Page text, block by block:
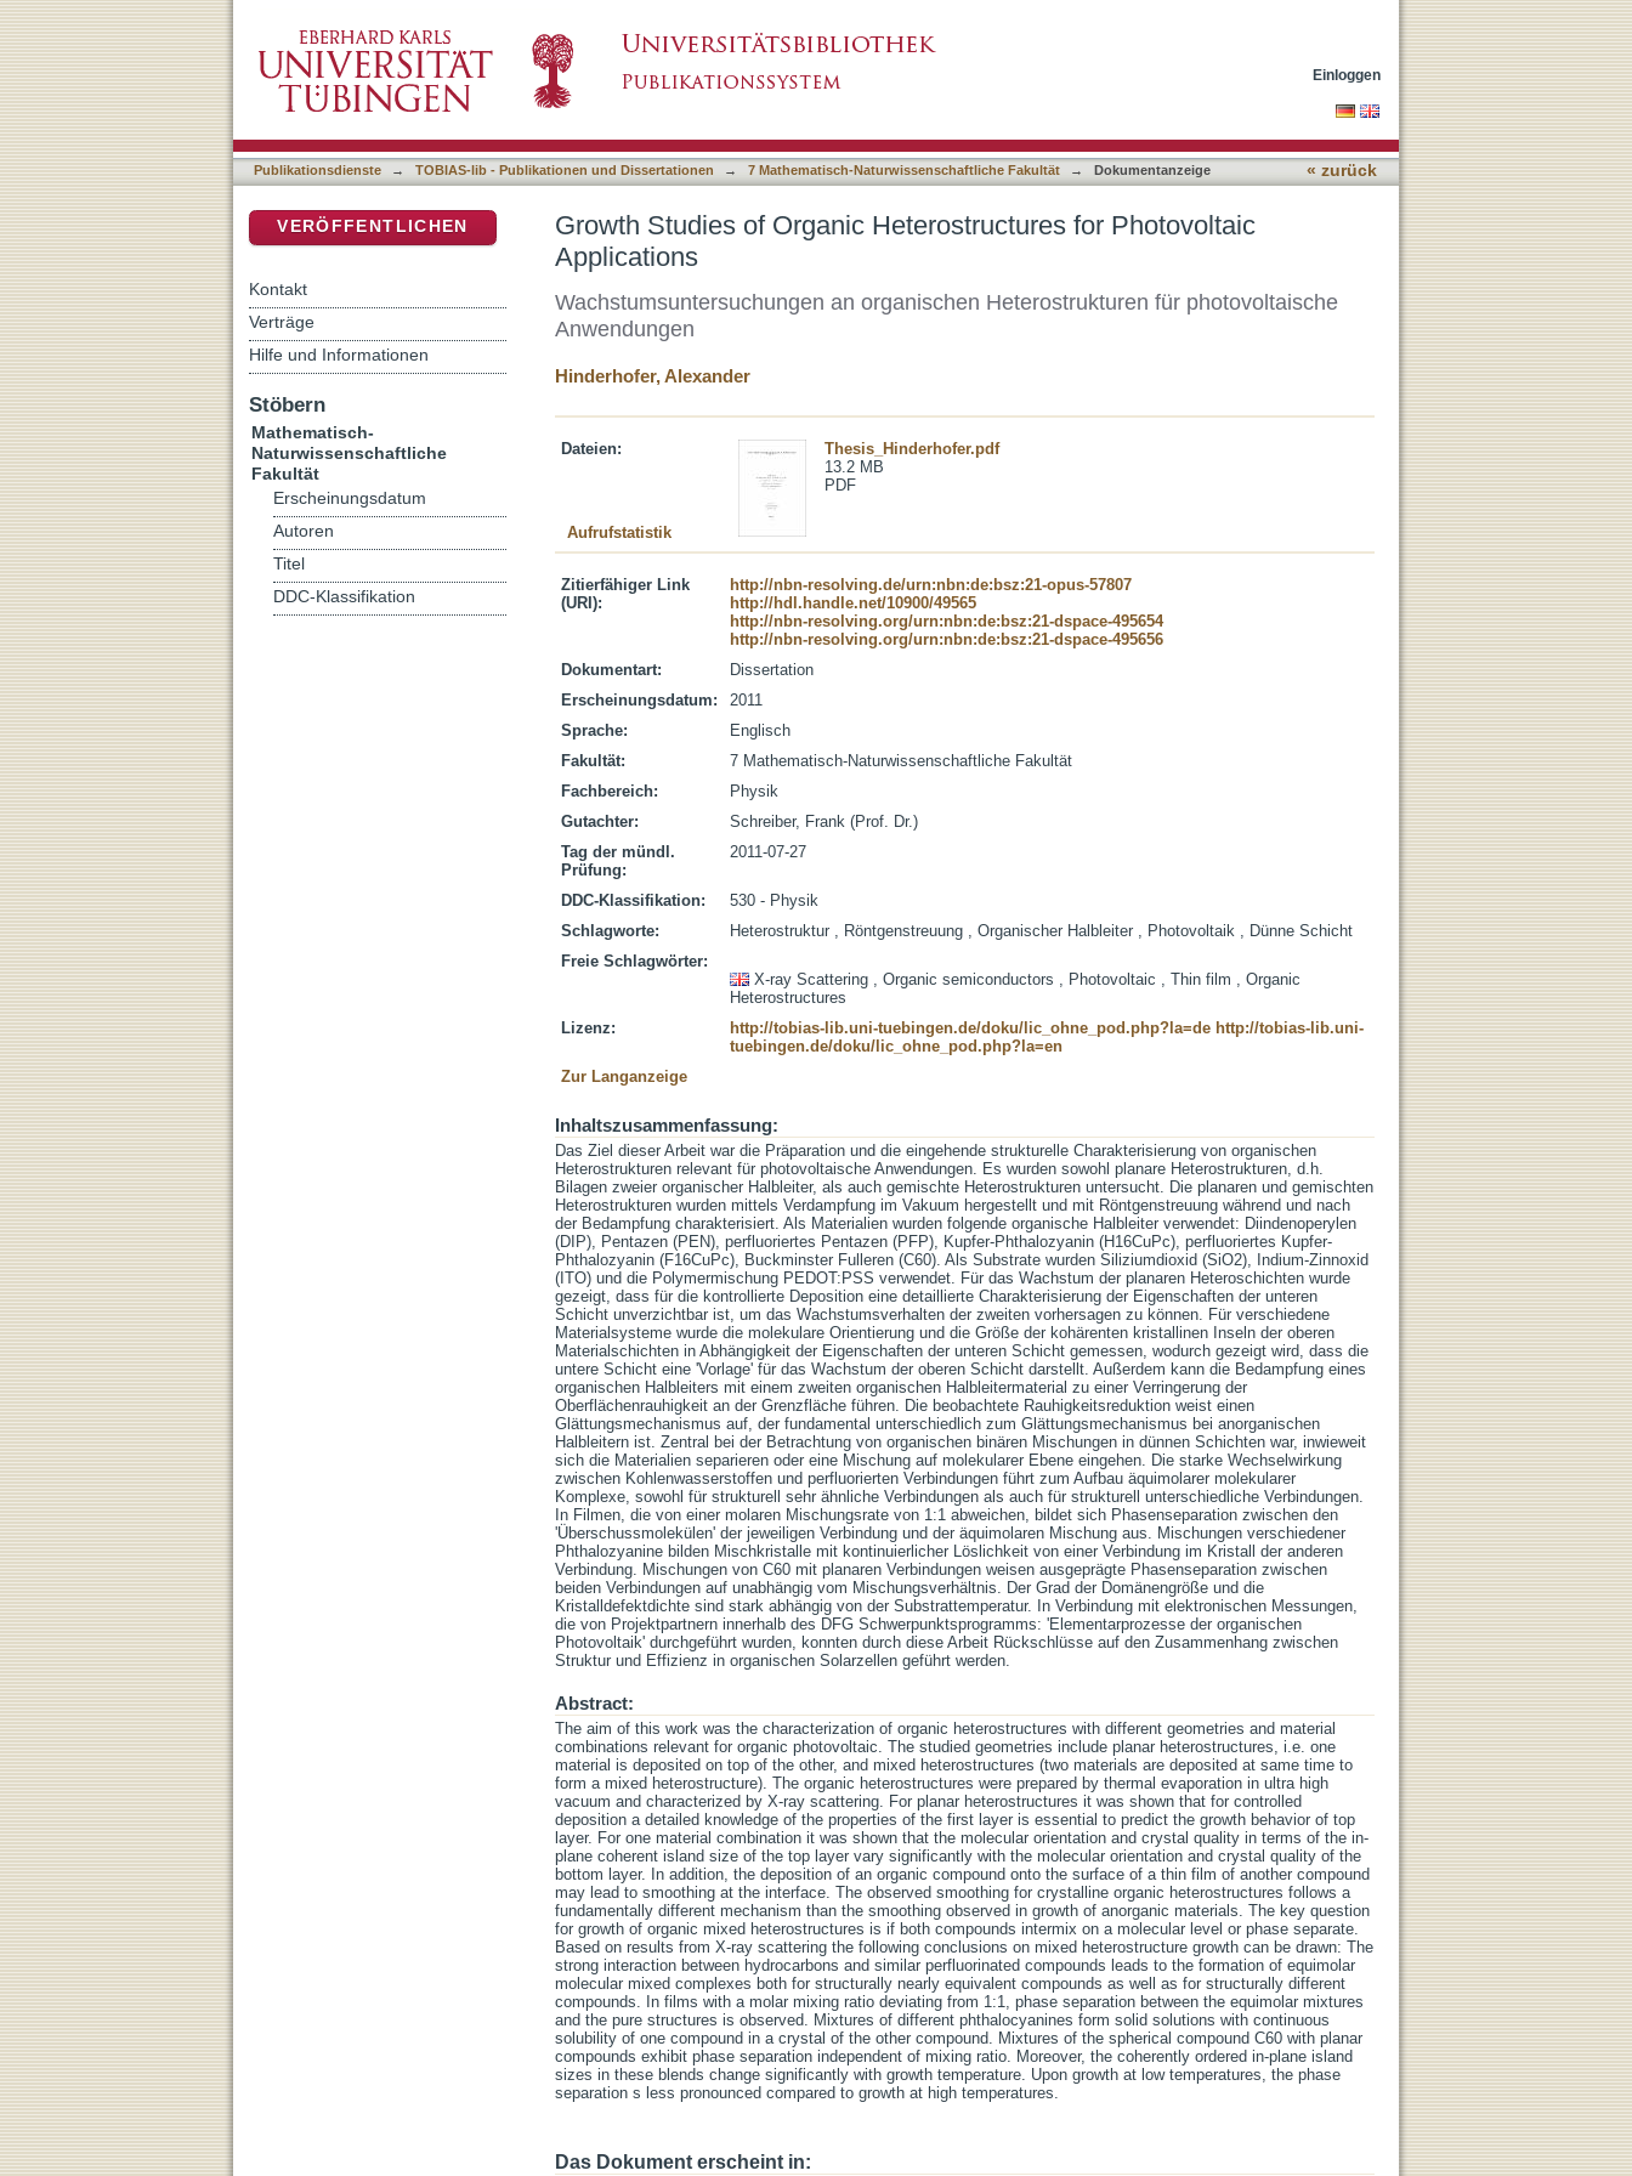
Einloggen
Publikationsdienste → TOBIAS-lib - Publikationen und Dissertationen → 7 Mathematisch-Naturwissenschaftliche Fakultät → Dokumentanzeige « zurück
Growth Studies of Organic Heterostructures for Photovoltaic
Applications
Wachstumsuntersuchungen an organischen Heterostrukturen für photovoltaische
Anwendungen
Hinderhofer, Alexander
Dateien:
Thesis_Hinderhofer.pdf
13.2 MB
PDF
Aufrufstatistik
Zitierfähiger Link
(URI):
http://nbn-resolving.de/urn:nbn:de:bsz:21-opus-57807
http://hdl.handle.net/10900/49565
http://nbn-resolving.org/urn:nbn:de:bsz:21-dspace-495654
http://nbn-resolving.org/urn:nbn:de:bsz:21-dspace-495656
Dokumentart:
Dissertation
Erscheinungsdatum:
2011
Sprache:
Englisch
Fakultät:
7 Mathematisch-Naturwissenschaftliche Fakultät
Fachbereich:
Physik
Gutachter:
Schreiber, Frank (Prof. Dr.)
Tag der mündl.
Prüfung:
2011-07-27
DDC-Klassifikation:
530 - Physik
Schlagworte:
Heterostruktur , Röntgenstreuung , Organischer Halbleiter , Photovoltaik , Dünne Schicht
Freie Schlagwörter:
X-ray Scattering , Organic semiconductors , Photovoltaic , Thin film , Organic
Heterostructures
Lizenz:
http://tobias-lib.uni-tuebingen.de/doku/lic_ohne_pod.php?la=de http://tobias-lib.uni-
tuebingen.de/doku/lic_ohne_pod.php?la=en
Zur Langanzeige
Inhaltszusammenfassung:
Das Ziel dieser Arbeit war die Präparation und die eingehende strukturelle Charakterisierung von organischen
Heterostrukturen relevant für photovoltaische Anwendungen. Es wurden sowohl planare Heterostrukturen, d.h.
Bilagen zweier organischer Halbleiter, als auch gemischte Heterostrukturen untersucht. Die planaren und gemischten
Heterostrukturen wurden mittels Verdampfung im Vakuum hergestellt und mit Röntgenstreuung während und nach
der Bedampfung charakterisiert. Als Materialien wurden folgende organische Halbleiter verwendet: Diindenoperylen
(DIP), Pentazen (PEN), perfluoriertes Pentazen (PFP), Kupfer-Phthalozyanin (H16CuPc), perfluoriertes Kupfer-
Phthalozyanin (F16CuPc), Buckminster Fulleren (C60). Als Substrate wurden Siliziumdioxid (SiO2), Indium-Zinnoxid
(ITO) und die Polymermischung PEDOT:PSS verwendet. Für das Wachstum der planaren Heteroschichten wurde
gezeigt, dass für die kontrollierte Deposition eine detaillierte Charakterisierung der Eigenschaften der unteren
Schicht unverzichtbar ist, um das Wachstumsverhalten der zweiten vorhersagen zu können. Für verschiedene
Materialsysteme wurde die molekulare Orientierung und die Größe der kohärenten kristallinen Inseln der oberen
Materialschichten in Abhängigkeit der Eigenschaften der unteren Schicht gemessen, wodurch gezeigt wird, dass die
untere Schicht eine 'Vorlage' für das Wachstum der oberen Schicht darstellt. Außerdem kann die Bedampfung eines
organischen Halbleiters mit einem zweiten organischen Halbleitermaterial zu einer Verringerung der
Oberflächenrauhigkeit an der Grenzfläche führen. Die beobachtete Rauhigkeitsreduktion weist einen
Glättungsmechanismus auf, der fundamental unterschiedlich zum Glättungsmechanismus bei anorganischen
Halbleitern ist. Zentral bei der Betrachtung von organischen binären Mischungen in dünnen Schichten war, inwieweit
sich die Materialien separieren oder eine Mischung auf molekularer Ebene eingehen. Die starke Wechselwirkung
zwischen Kohlenwasserstoffen und perfluorierten Verbindungen führt zum Aufbau äquimolarer molekularer
Komplexe, sowohl für strukturell sehr ähnliche Verbindungen als auch für strukturell unterschiedliche Verbindungen.
In Filmen, die von einer molaren Mischungsrate von 1:1 abweichen, bildet sich Phasenseparation zwischen den
'Überschussmolekülen' der jeweiligen Verbindung und der äquimolaren Mischung aus. Mischungen verschiedener
Phthalozyanine bilden Mischkristalle mit kontinuierlicher Löslichkeit von einer Verbindung im Kristall der anderen
Verbindung. Mischungen von C60 mit planaren Verbindungen weisen ausgeprägte Phasenseparation zwischen
beiden Verbindungen auf unabhängig vom Mischungsverhältnis. Der Grad der Domänengröße und die
Kristalldefektdichte sind stark abhängig von der Substrattemperatur. In Verbindung mit elektronischen Messungen,
die von Projektpartnern innerhalb des DFG Schwerpunktsprogramms: 'Elementarprozesse der organischen
Photovoltaik' durchgeführt wurden, konnten durch diese Arbeit Rückschlüsse auf den Zusammenhang zwischen
Struktur und Effizienz in organischen Solarzellen geführt werden.
Abstract:
The aim of this work was the characterization of organic heterostructures with different geometries and material
combinations relevant for organic photovoltaic. The studied geometries include planar heterostructures, i.e. one
material is deposited on top of the other, and mixed heterostructures (two materials are deposited at same time to
form a mixed heterostructure). The organic heterostructures were prepared by thermal evaporation in ultra high
vacuum and characterized by X-ray scattering. For planar heterostructures it was shown that for controlled
deposition a detailed knowledge of the properties of the first layer is essential to predict the growth behavior of top
layer. For one material combination it was shown that the molecular orientation and crystal quality in terms of the in-
plane coherent island size of the top layer vary significantly with the molecular orientation and crystal quality of the
bottom layer. In addition, the deposition of an organic compound onto the surface of a thin film of another compound
may lead to smoothing at the interface. The observed smoothing for crystalline organic heterostructures follows a
fundamentally different mechanism than the smoothing observed in growth of anorganic materials. The key question
for growth of organic mixed heterostructures is if both compounds intermix on a molecular level or phase separate.
Based on results from X-ray scattering the following conclusions on mixed heterostructure growth can be drawn: The
strong interaction between hydrocarbons and similar perfluorinated compounds leads to the formation of equimolar
molecular mixed complexes both for structurally nearly equivalent compounds as well as for structurally different
compounds. In films with a molar mixing ratio deviating from 1:1, phase separation between the equimolar mixtures
and the pure structures is observed. Mixtures of different phthalocyanines form solid solutions with continuous
solubility of one compound in a crystal of the other compound. Mixtures of the spherical compound C60 with planar
compounds exhibit phase separation independent of mixing ratio. Moreover, the coherently ordered in-plane island
sizes in these blends change significantly with growth temperature. Upon growth at low temperatures, the phase
separation s less pronounced compared to growth at high temperatures.
Das Dokument erscheint in:
VERÖFFENTLICHEN
Kontakt
Verträge
Hilfe und Informationen
Stöbern
Mathematisch-
Naturwissenschaftliche
Fakultät
Erscheinungsdatum
Autoren
Titel
DDC-Klassifikation